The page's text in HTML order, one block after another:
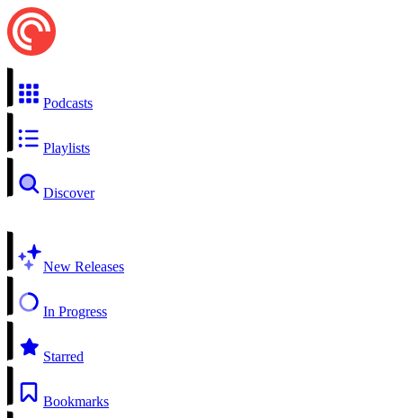
Podcasts
Playlists
Discover
New Releases
In Progress
Starred
Bookmarks